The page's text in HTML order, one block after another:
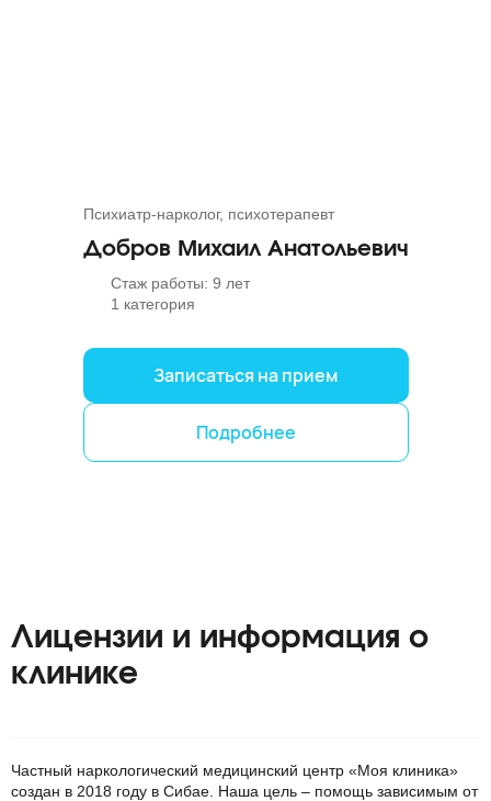
Психиатр-нарколог, психотерапевт
Добров Михаил Анатольевич
Стаж работы: 9 лет
1 категория
Записаться на прием
Подробнее
Лицензии и информация о
клинике
Частный наркологический медицинский центр «Моя клиника»
создан в 2018 году в Сибае. Наша цель – помощь зависимым от